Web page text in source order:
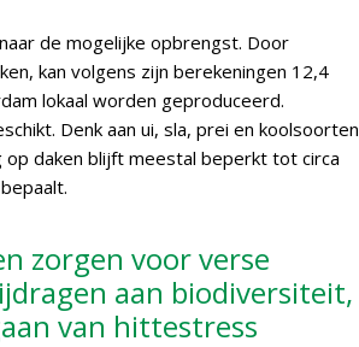
de mogelijke opbrengst. Door
kan volgens zijn berekeningen 12,4
lokaal worden geproduceerd.
Denk aan ui, sla, prei en koolsoorten
op daken blijft meestal beperkt tot circa
zorgen voor verse
aan biodiversiteit,
van hittestress